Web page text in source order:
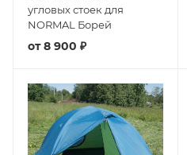
угловых стоек для
NORMAL Борей
от8 900 ₽